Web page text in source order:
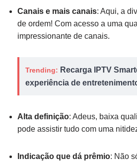
Canais e mais canais: Aqui, a
de ordem! Com acesso a uma
impressionante de canais.
Trending: Recarga IPTV
experiência de
Alta definição: Adeus, baixa
pode assistir tudo com uma
Indicação que dá prêmio: Não